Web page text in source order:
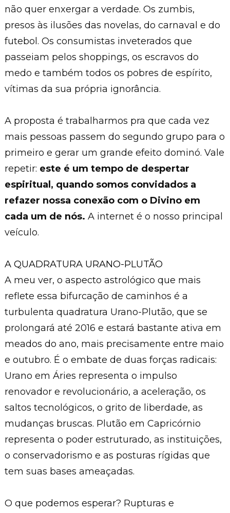
não quer enxergar a verdade. Os zumbis,
presos às ilusões das novelas, do carnaval e do
futebol. Os consumistas inveterados que
passeiam pelos shoppings, os escravos do
medo e também todos os pobres de espírito,
vítimas da sua própria ignorância.
A proposta é trabalharmos pra que cada vez
mais pessoas passem do segundo grupo para o
primeiro e gerar um grande efeito dominó. Vale
repetir: este é um tempo de despertar
espiritual, quando somos convidados a
refazer nossa conexão com o Divino em
cada um de nós. A internet é o nosso principal
veículo.
A QUADRATURA URANO-PLUTÃO
A meu ver, o aspecto astrológico que mais
reflete essa bifurcação de caminhos é a
turbulenta quadratura Urano-Plutão, que se
prolongará até 2016 e estará bastante ativa em
meados do ano, mais precisamente entre maio
e outubro. É o embate de duas forças radicais:
Urano em Áries representa o impulso
renovador e revolucionário, a aceleração, os
saltos tecnológicos, o grito de liberdade, as
mudanças bruscas. Plutão em Capricórnio
representa o poder estruturado, as instituições,
o conservadorismo e as posturas rígidas que
tem suas bases ameaçadas.
O que podemos esperar? Rupturas e